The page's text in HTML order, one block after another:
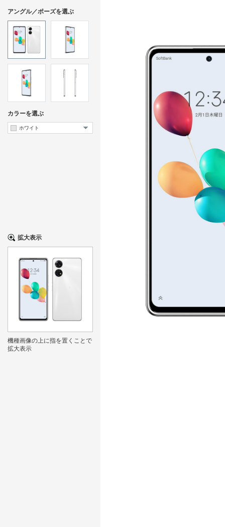
アングル／ポーズを選ぶ
カラーを選ぶ
ホワイト
拡大表示
機種画像の上に指を置くことで
拡大表示